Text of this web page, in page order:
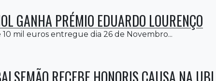
GANHA PRÉMIO EDUARDO LOURENÇO
10 mil euros entregue dia 26 de Novembro...
RECEBE HONORIS CAUSA NA UBI